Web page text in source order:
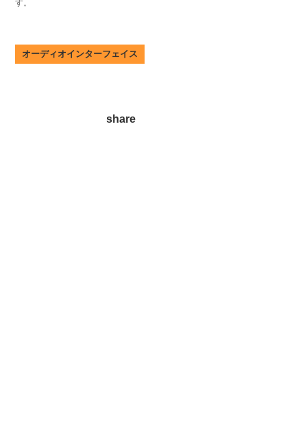
す。
オーディオインターフェイス